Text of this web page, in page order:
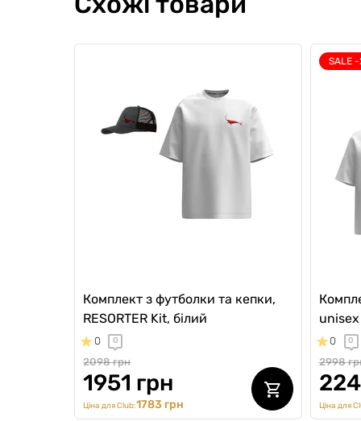
Комплект з футболки та кепки,
RESORTER Kit, білий
0 0
2098 грн
1951 грн
Ціна для Club:1783 грн
SALE -
0 0
2998
Ціна для